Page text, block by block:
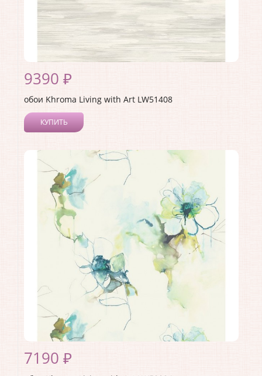
9390 ₽
обои Khroma Living with Art LW51408
КУПИТЬ
Коллекция:
Living with Art
Длина рулона:
Ширина рулона:0.68
Материал покрытия:
США
Материал основы:
Раппорт:68
7190 ₽